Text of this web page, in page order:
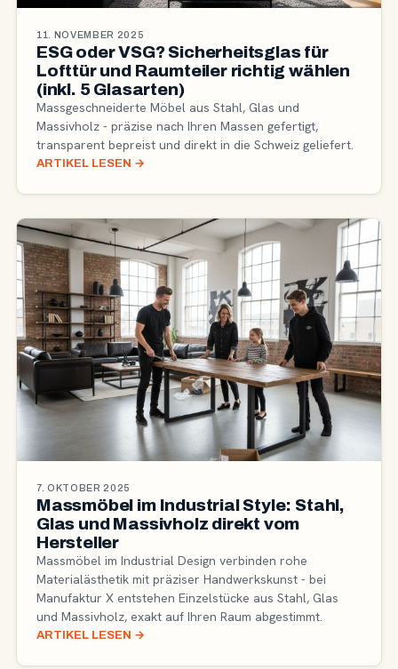
11. NOVEMBER 2025
ESG oder VSG? Sicherheitsglas für
Lofttür und Raumteiler richtig wählen
(inkl. 5 Glasarten)
Massgeschneiderte Möbel aus Stahl, Glas und
Massivholz - präzise nach Ihren Massen gefertigt,
transparent bepreist und direkt in die Schweiz geliefert.
ARTIKEL LESEN →
7. OKTOBER 2025
Massmöbel im Industrial Style: Stahl,
Glas und Massivholz direkt vom
Hersteller
Massmöbel im Industrial Design verbinden rohe
Materialästhetik mit präziser Handwerkskunst - bei
Manufaktur X entstehen Einzelstücke aus Stahl, Glas
und Massivholz, exakt auf Ihren Raum abgestimmt.
ARTIKEL LESEN →